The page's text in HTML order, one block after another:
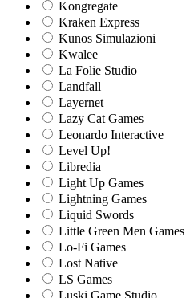
Kongregate
Kraken Express
Kunos Simulazioni
Kwalee
La Folie Studio
Landfall
Layernet
Lazy Cat Games
Leonardo Interactive
Level Up!
Libredia
Light Up Games
Lightning Games
Liquid Swords
Little Green Men Games
Lo-Fi Games
Lost Native
LS Games